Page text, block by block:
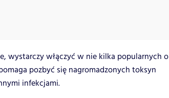
wystarczy włączyć w nie kilka popularnych o
pozbyć się nagromadzonych toksyn
infekcjami.